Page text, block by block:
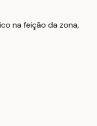
na feição da zona,